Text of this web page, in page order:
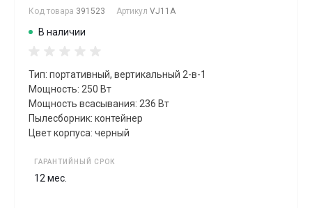
Код товара 391523 Артикул VJ11A
В наличии
Тип: портативный, вертикальный 2-в-1
Мощность: 250 Вт
Мощность всасывания: 236 Вт
Пылесборник: контейнер
Цвет корпуса: черный
ГАРАНТИЙНЫЙ СРОК
12 мес.